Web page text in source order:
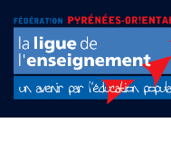
contenu